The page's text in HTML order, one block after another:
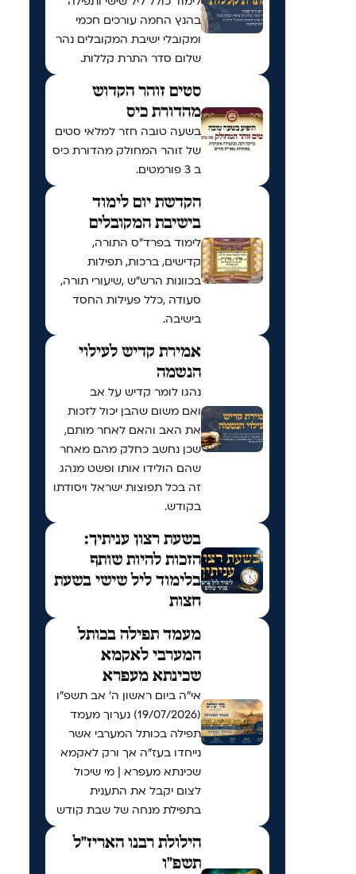
בהנץ החמה עורכים חכמי
ומקובלי ישיבת המקובלים נהר
שלום סדר התרת קללות.
סטים זוהר הקדוש
מהדורת כיס
בשעה טובה חזר למלאי סטים
של זוהר המחולק מהדורת כיס
ב 3 פורמטים.
הקדשת יום לימוד
בישיבת המקובלים
לימוד בפרד"ס התורה,
קדישים, ברכות, תפילות
בכוונות הרש"ש ,שיעורי תורה,
סעודה ,כלל פעילות החסד
בישיבה.
אמירת קדיש לעילוי
הנשמה
נהגו לומר קדיש על אב
ואם משום שהבן יכול לזכות
את האב והאם לאחר מותם,
שכן נחשב כחלק מהם מאחר
שהם הולידו אותו ופשט מנהג
זה בכל תפוצות ישראל ויסודתו
בקודש.
בשעת רצון עניתיך:
הזכות להיות שותף
בלימוד ליל שישי בשעת
חצות
מעמד תפילה בכותל
המערבי לאקמא
שכינתא מעפרא
אי"ה ביום ראשון ה׳ אב תשפ״ו
(19/07/2026) נערוך מעמד
תפילה בכותל המערבי אשר
נייחדו בעז"ה אך ורק לאקמא
שכינתא מעפרא | מי שיכול
לצום יקבל את התענית
בתפילת מנחה של שבת קודש
הילולת רבנו האריז"ל
תשפ"ו